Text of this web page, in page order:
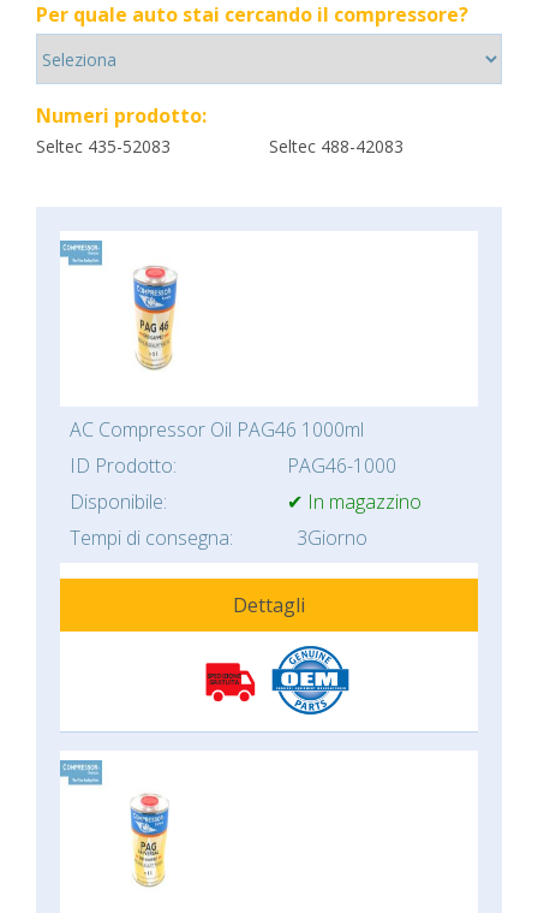
Per quale auto stai cercando il compressore?
Numeri prodotto:
Seltec 435-52083 Seltec 488-42083
AC Compressor Oil PAG46 1000ml
ID Prodotto:
PAG46-1000
Disponibile:
✔ In magazzino
Tempi di consegna:
3Giorno
Dettagli